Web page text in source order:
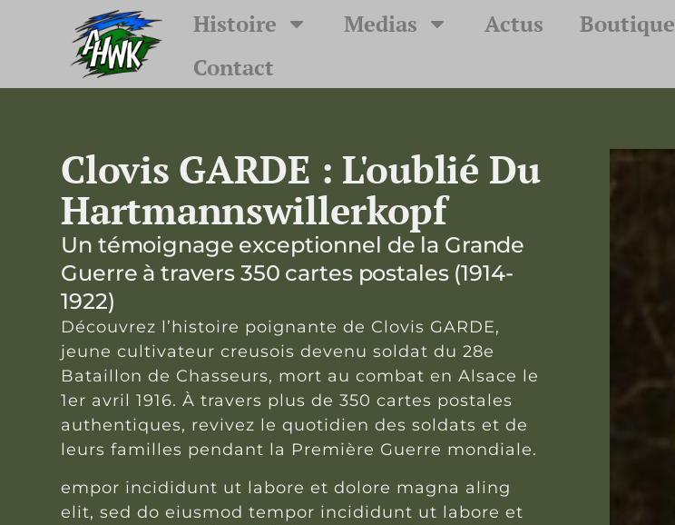
Histoire Medias Actus
Boutique
Contact
Clovis GARDE : L'oublié Du
Hartmannswillerkopf
Un témoignage exceptionnel de la Grande
Guerre à travers 350 cartes postales (1914-
1922)
Découvrez l’histoire poignante de Clovis GARDE,
jeune cultivateur creusois devenu soldat du 28e
Bataillon de Chasseurs, mort au combat en Alsace le
1er avril 1916. À travers plus de 350 cartes postales
authentiques, revivez le quotidien des soldats et de
leurs familles pendant la Première Guerre mondiale.
empor incididunt ut labore et dolore magna aling
elit, sed do eiusmod tempor incididunt ut labore et